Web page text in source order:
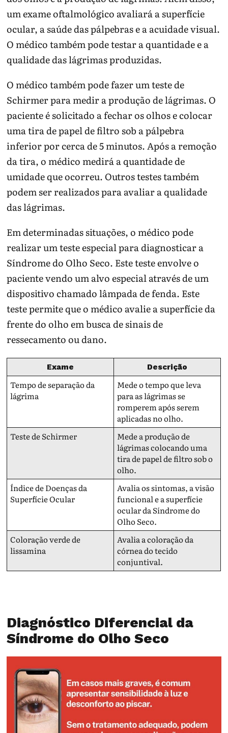
um exame oftalmológico avaliará a superfície
ocular, a saúde das pálpebras e a acuidade visual.
O médico também pode testar a quantidade e a
qualidade das lágrimas produzidas.
O médico também pode fazer um teste de
Schirmer para medir a produção de lágrimas. O
paciente é solicitado a fechar os olhos e colocar
uma tira de papel de filtro sob a pálpebra
inferior por cerca de 5 minutos. Após a remoção
da tira, o médico medirá a quantidade de
umidade que ocorreu. Outros testes também
podem ser realizados para avaliar a qualidade
das lágrimas.
Em determinadas situações, o médico pode
realizar um teste especial para diagnosticar a
Síndrome do Olho Seco. Este teste envolve o
paciente vendo um alvo especial através de um
dispositivo chamado lâmpada de fenda. Este
teste permite que o médico avalie a superfície da
frente do olho em busca de sinais de
ressecamento ou dano.
Exame Descrição
Tempo de separação da
lágrima
Mede o tempo que leva
para as lágrimas se
romperem após serem
aplicadas no olho.
Teste de Schirmer
Mede a produção de
lágrimas colocando uma
tira de papel de filtro sob o
olho.
Índice de Doenças da
Superfície Ocular
Avalia os sintomas, a visão
funcional e a superfície
ocular da Síndrome do
Olho Seco.
Coloração verde de
lissamina
Avalia a coloração da
córnea do tecido
conjuntival.
Diagnóstico Diferencial da
Síndrome do Olho Seco